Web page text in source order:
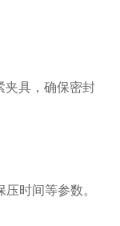
夹具，确保密封
时间等参数。